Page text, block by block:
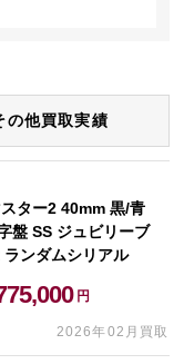
他買取実績
ター2 40mm 黒/青
盤 SS ジュビリーブ
ンダムシリアル
円
2026年02月買取